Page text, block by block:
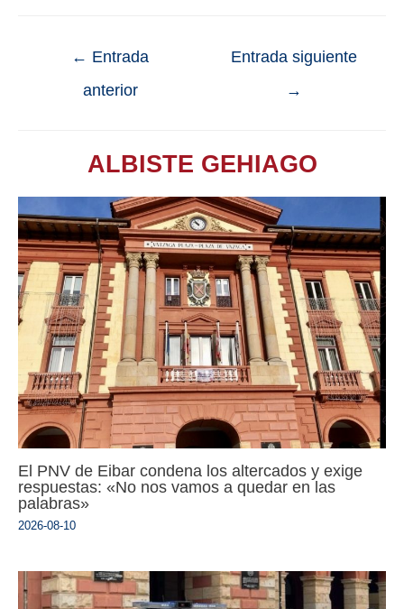
← Entrada
anterior
Entrada siguiente
→
ALBISTE GEHIAGO
El PNV de Eibar condena los altercados y exige
respuestas: «No nos vamos a quedar en las
palabras»
2026-08-10